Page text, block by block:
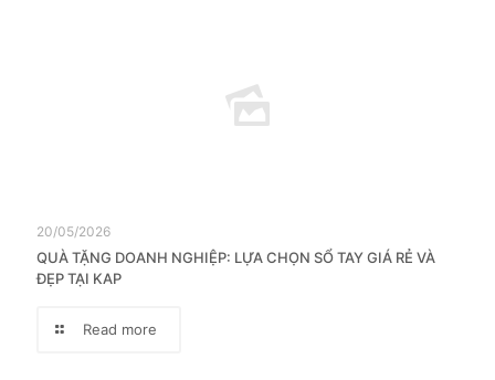
20/05/2026
QUÀ TẶNG DOANH NGHIỆP: LỰA CHỌN SỔ TAY GIÁ RẺ VÀ
ĐẸP TẠI KAP
Read more